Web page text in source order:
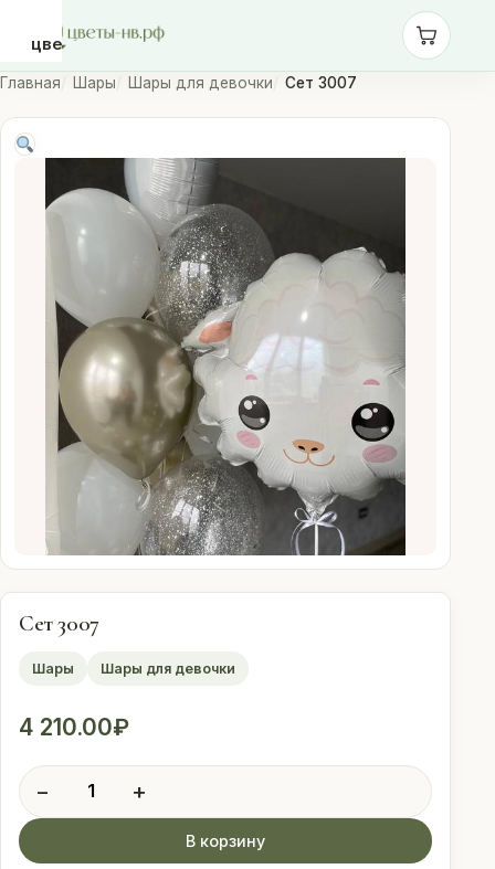
цветы-
нв.рф
Розы
Монобукеты
букеты
Шары
Доставка
подписки
Контакты
086-59-99
Главная Шары Шары для девочки Сет 3007
Сет 3007
Шары Шары для девочки
4 210.00₽
−
Количество
товара
Сет
3007
+
В корзину